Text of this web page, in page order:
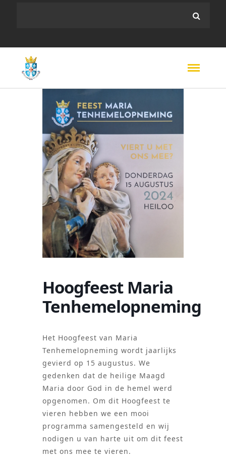
Hoogfeest Maria
Tenhemelopneming
Het Hoogfeest van Maria
Tenhemelopneming wordt jaarlijks
gevierd op 15 augustus. We
gedenken dat de heilige Maagd
Maria door God in de hemel werd
opgenomen. Om dit Hoogfeest te
vieren hebben we een mooi
programma samengesteld en wij
nodigen u van harte uit om dit feest
met ons mee te vieren.